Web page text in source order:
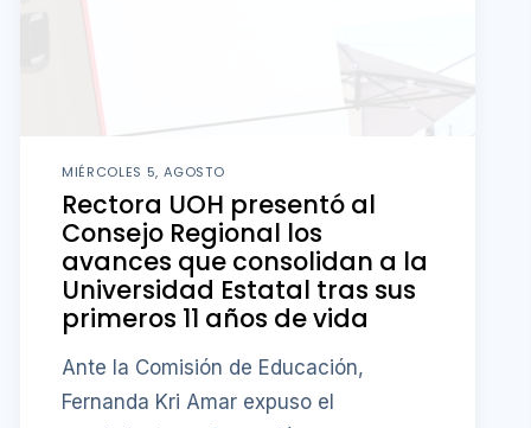
MIÉRCOLES 5, AGOSTO
Rectora UOH presentó al
Consejo Regional los
avances que consolidan a la
Universidad Estatal tras sus
primeros 11 años de vida
Ante la Comisión de Educación,
Fernanda Kri Amar expuso el